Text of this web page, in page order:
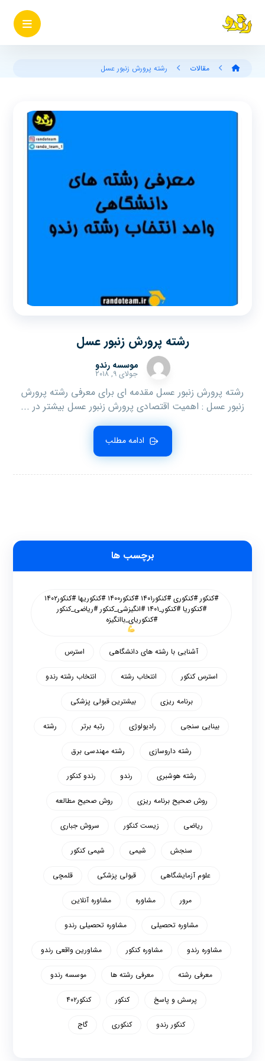
مقالات رشته پرورش زنبور عسل
رشته پرورش زنبور عسل
موسسه رندو
جولای ۹, ۲۰۱۸
رشته پرورش زنبور عسل مقدمه ای برای معرفی رشته پرورش
زنبور عسل : اهمیت اقتصادی پرورش زنبور عسل بیشتر در ...
ادامه مطلب
برچسب ها
#کنکور #کنکوری #کنکور۱۴۰۱ #کنکور۱۴۰۰ #کنکوریها #کنکور۱۴۰۲
#کنکوریا #کنکور_۱۴۰۱ #انگیزشی_کنکور #ریاضی_کنکور
#کنکوریای_باانگیزه
آشنایی با رشته های دانشگاهی استرس
استرس کنکور انتخاب رشته انتخاب رشته رندو
برنامه ریزی بیشترین قبولی پزشکی
بینایی سنجی رادیولوژی رتبه برتر رشته
رشته داروسازی رشته مهندسی برق
رشته هوشبری رندو رندو کنکور
روش صحیح برنامه ریزی روش صحیح مطالعه
ریاضی زیست کنکور سروش جباری
سنجش شیمی شیمی کنکور
علوم آزمایشگاهی قبولی پزشکی قلمچی
مرور مشاوره مشاوره آنلاین
مشاوره تحصیلی مشاوره تحصیلی رندو
مشاوره رندو مشاوره کنکور مشاورین واقعی رندو
معرفی رشته معرفی رشته ها موسسه رندو
پرسش و پاسخ کنکور کنکور۴۰۲
کنکور رندو کنکوری گاج